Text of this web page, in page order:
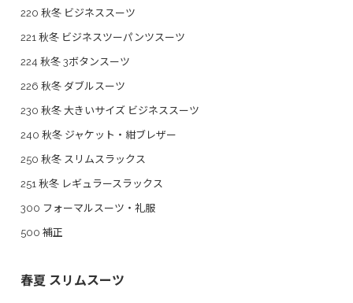
220 秋冬 ビジネススーツ
221 秋冬 ビジネスツーパンツスーツ
224 秋冬 3ボタンスーツ
226 秋冬 ダブルスーツ
230 秋冬 大きいサイズ ビジネススーツ
240 秋冬 ジャケット・紺ブレザー
250 秋冬 スリムスラックス
251 秋冬 レギュラースラックス
300 フォーマルスーツ・礼服
500 補正
春夏 スリムスーツ